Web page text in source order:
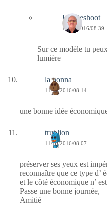
Bernieshoot
11/10/2016/08:39
Sur ce modèle tu
lumière
la nonna
11/10/2016/08:14
une bonne idée
trublion
11/10/2016/08:07
préserver ses yeux est
reconnaître que ce type d’
et le côté économique n’
Passe une bonne journée,
Amitié